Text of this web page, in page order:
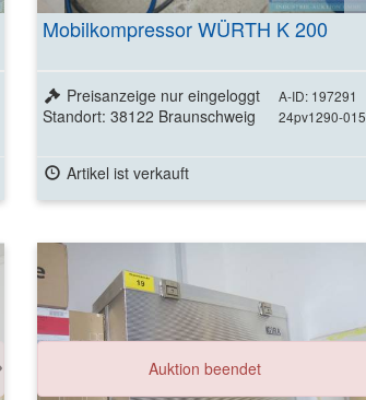
Mobilkompressor WÜRTH K 200
A-ID: 197291
24pv1290-015
Preisanzeige nur eingeloggt
Standort: 38122 Braunschweig
Artikel ist verkauft
Auktion beendet